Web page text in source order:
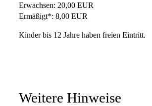
Erwachsen: 20,00 EUR
Ermäßigt*: 8,00 EUR
Kinder bis 12 Jahre haben freien Eintritt.
Weitere Hinweise